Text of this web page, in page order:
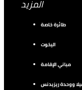
المزيد
طائرة خاصة
اليخوت
مباني الإقامة
ووحدة ريزيدنس